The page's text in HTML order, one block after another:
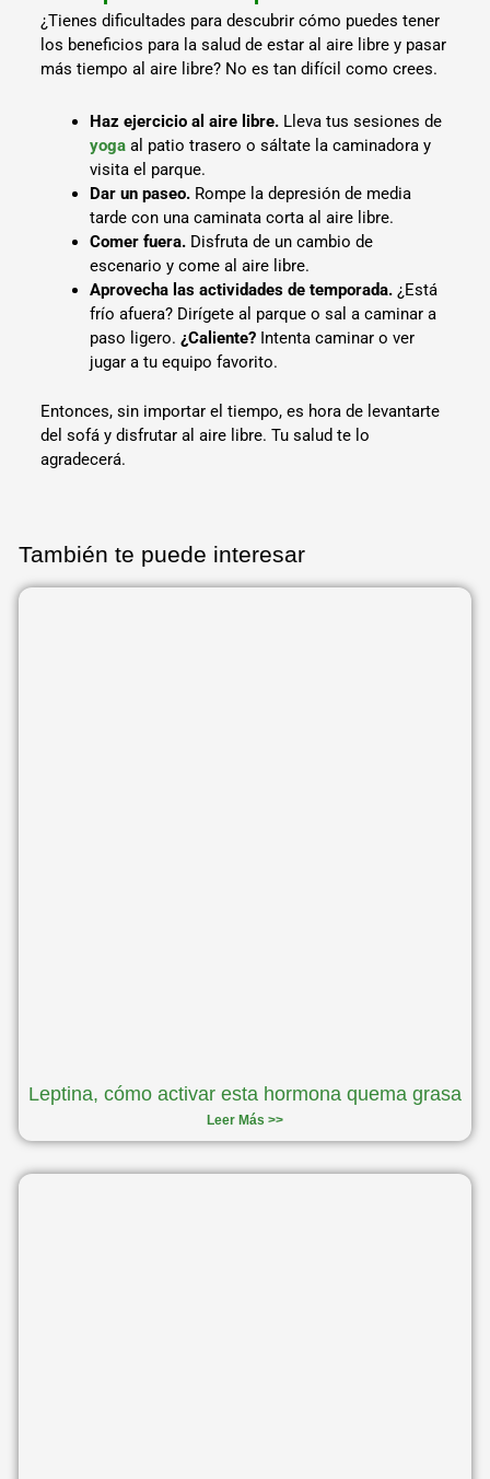
¿Tienes dificultades para descubrir cómo puedes tener
los beneficios para la salud de estar al aire libre y pasar
más tiempo al aire libre? No es tan difícil como crees.
Haz ejercicio al aire libre. Lleva tus sesiones de
yoga al patio trasero o sáltate la caminadora y
visita el parque.
Dar un paseo. Rompe la depresión de media
tarde con una caminata corta al aire libre.
Comer fuera. Disfruta de un cambio de
escenario y come al aire libre.
Aprovecha las actividades de temporada. ¿Está
frío afuera? Dirígete al parque o sal a caminar a
paso ligero.¿Caliente? Intenta caminar o ver
jugar a tu equipo favorito.
Entonces, sin importar el tiempo, es hora de levantarte
del sofá y disfrutar al aire libre. Tu salud te lo
agradecerá.
También te puede interesar
Leptina, cómo activar esta hormona quema grasa
Leer Más >>